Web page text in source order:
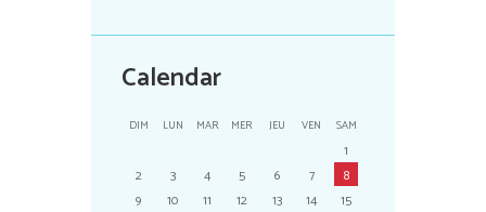
Calendar
DIM LUN MAR MER JEU VEN SAM
1
2
3 4 5 6 7
8
9
10 11 12 13 14
15